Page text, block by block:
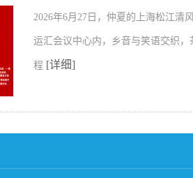
2026年6月27日，仲夏的上海松江清
运汇会议中心内，乡音与笑语交织
程 [详细]